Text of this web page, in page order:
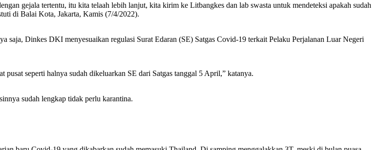
gejala tertentu, itu kita telaah lebih lanjut, kita kirim ke Litbangkes dan lab swasta untuk mendeteksi apakah sudah
di Balai Kota, Jakarta, Kamis (7/4/2022).
saja, Dinkes DKI menyesuaikan regulasi Surat Edaran (SE) Satgas Covid-19 terkait Pelaku Perjalanan Luar Negeri
pusat seperti halnya sudah dikeluarkan SE dari Satgas tanggal 5 April,” katanya.
sudah lengkap tidak perlu karantina.